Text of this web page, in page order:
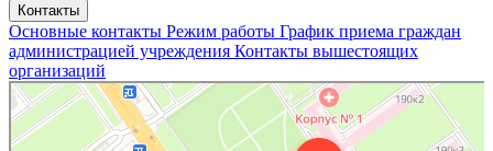
Контакты
Основные контакты Режим работы График приема граждан
администрацией учреждения Контакты вышестоящих
организаций
«Нижегородская областная клиническая больница имени Н.А. Семашко»
Отделение больницы, госпиталя в Нижнем Новгороде
Больница для взрослых в Нижнем Новгороде